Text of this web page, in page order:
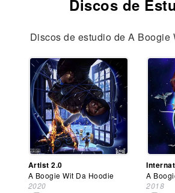
Discos de
Discos de estudio de A Boogie
Artist 2.0
A Boogie Wit Da Hoodie
2020
A
2018